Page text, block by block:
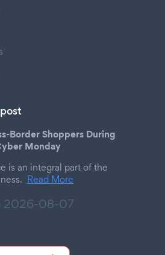
Border Shoppers During
Monday
is an integral part of the
Read More
2026-08-07